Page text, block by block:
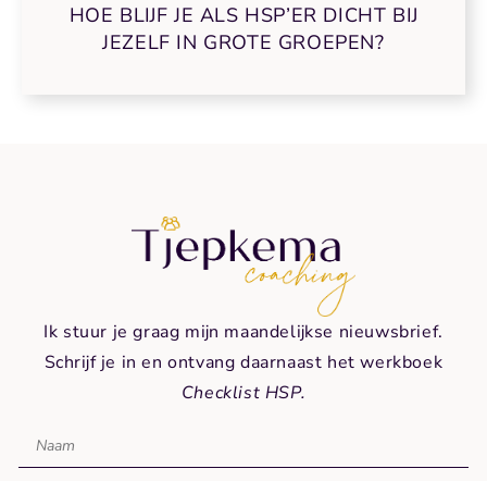
HOE BLIJF JE ALS HSP’ER DICHT BIJ
JEZELF IN GROTE GROEPEN?
Ik stuur je graag mijn maandelijkse nieuwsbrief.
Schrijf je in en ontvang daarnaast het werkboek
Checklist HSP.